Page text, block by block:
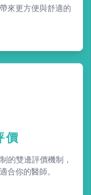
來更方便與舒適的
價
的雙邊評價機制，
合你的醫師。